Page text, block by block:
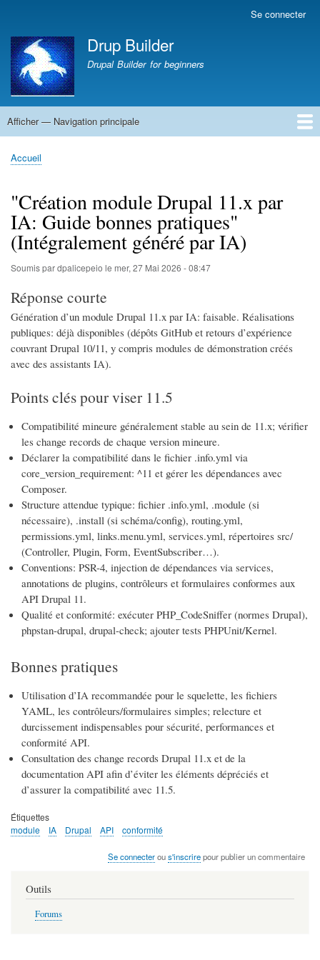
contenu
principal
du
compte
de
l'utilisateur
Se connecter
Drup Builder
Drupal Builder for beginners
Navigation
Afficher — Navigation principale
Accueil
CV PAMBRUN Jean-Marc
La une du monde : Sciences
La une du monde
Abbaye de Solesmes
Fil
Accueil
"Création module Drupal 11.x par
IA: Guide bonnes pratiques"
(Intégralement généré par IA)
Soumis pardpalicepeio le mer, 27 Mai 2026 - 08:47
Réponse courte
Génération d’un module Drupal 11.x par IA: faisable. Réalisations
publiques: déjà disponibles (dépôts GitHub et retours d’expérience
couvrant Drupal 10/11, y compris modules de démonstration créés
avec des assistants IA).
Points clés pour viser 11.5
Compatibilité mineure généralement stable au sein de 11.x; vérifier
les change records de chaque version mineure.
Déclarer la compatibilité dans le fichier .info.yml via
core_version_requirement: ^11 et gérer les dépendances avec
Composer.
Structure attendue typique: fichier .info.yml, .module (si
nécessaire), .install (si schéma/config), routing.yml,
permissions.yml, links.menu.yml, services.yml, répertoires src/
(Controller, Plugin, Form, EventSubscriber…).
Conventions: PSR-4, injection de dépendances via services,
annotations de plugins, contrôleurs et formulaires conformes aux
API Drupal 11.
Qualité et conformité: exécuter PHP_CodeSniffer (normes Drupal),
phpstan-drupal, drupal-check; ajouter tests PHPUnit/Kernel.
Bonnes pratiques
Utilisation d’IA recommandée pour le squelette, les fichiers
YAML, les contrôleurs/formulaires simples; relecture et
durcissement indispensables pour sécurité, performances et
conformité API.
Consultation des change records Drupal 11.x et de la
documentation API afin d’éviter les éléments dépréciés et
d’assurer la compatibilité avec 11.5.
Étiquettes
module
IA Drupal API conformité
Se connecterous'inscrirepour publier un commentaire
Outils
Forums